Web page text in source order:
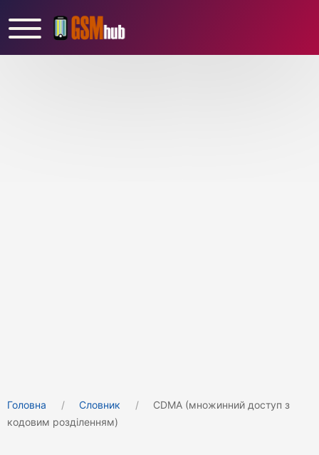
Головна Cловник
CDMA (множинний доступ з
кодовим розділенням)